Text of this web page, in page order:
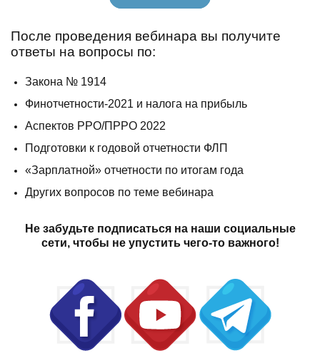
После проведения вебинара вы получите
ответы на вопросы по:
Закона № 1914
Финотчетности-2021 и налога на прибыль
Аспектов РРО/ПРРО 2022
Подготовки к годовой отчетности ФЛП
«Зарплатной» отчетности по итогам года
Других вопросов по теме вебинара
Не забудьте подписаться на наши социальные
сети, чтобы не упустить чего-то важного!